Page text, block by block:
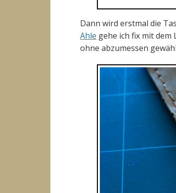
Dann wird erstmal die
Ahle gehe ich fix mit
ohne abzumessen